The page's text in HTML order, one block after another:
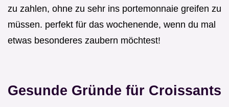
zu zahlen, ohne zu sehr ins portemonnaie greifen zu
müssen. perfekt für das wochenende, wenn du mal
etwas besonderes zaubern möchtest!
Gesunde Gründe für Croissants